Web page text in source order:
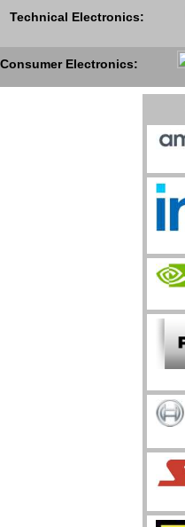
Technical Electronics:
Consumer Electronics: